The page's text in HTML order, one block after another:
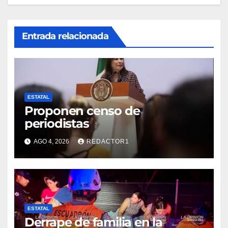
Entrada relacionada
ESTATAL
Proponen censo de
periodistas
AGO 4, 2026 REDACTOR1
ESTATAL
Derrape de familia en la